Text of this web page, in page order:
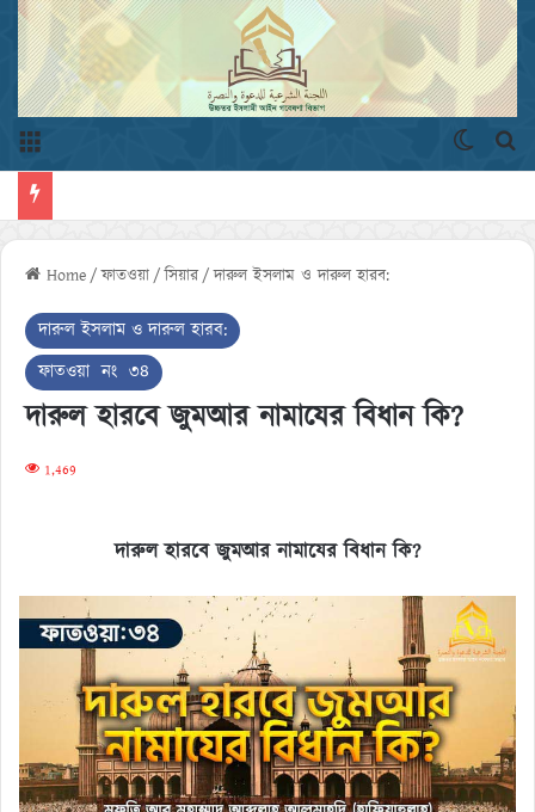
Home / ফাতওয়া / সিয়ার / দারুল ইসলাম ও দারুল হারব:
দারুল ইসলাম ও দারুল হারব:
ফাতওয়া নং ৩৪
দারুল হারবে জুমআর নামাযের বিধান কি?
1,469
দারুল হারবে জুমআর নামাযের বিধান কি?